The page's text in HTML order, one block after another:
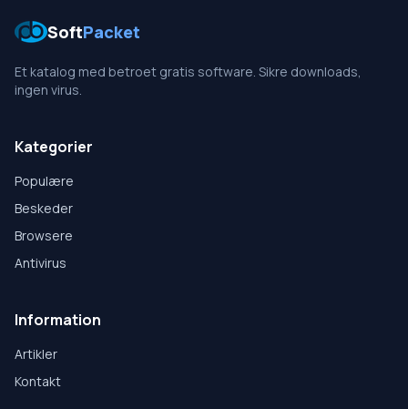
SoftPacket
Et katalog med betroet gratis software. Sikre downloads,
ingen virus.
Kategorier
Populære
Beskeder
Browsere
Antivirus
Information
Artikler
Kontakt